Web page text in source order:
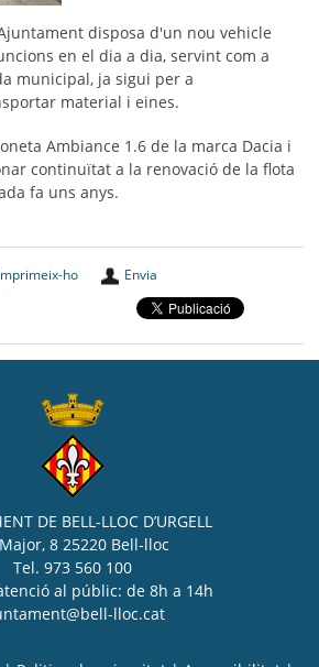
disposa d'un nou vehicle
en el dia a dia, servint com a
municipal, ja sigui per a
material i eines.
Ambiance 1.6 de la marca Dacia i
continuïtat a la renovació de la flota
fa uns anys.
ho Envia
DE BELL-LLOC D’URGELL
8 25220 Bell-lloc
Tel. 973 560 100
al públic: de 8h a 14h
lloc.cat